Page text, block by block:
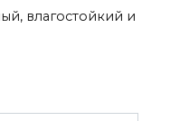
влагостойкий и